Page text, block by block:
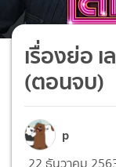
เรื่องย่อ
(ตอนจบ)
p
22 ธันวาคม